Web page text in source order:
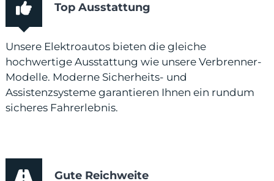
Top Ausstattung
Unsere Elektroautos bieten die gleiche
hochwertige Ausstattung wie unsere Verbrenner-
Modelle. Moderne Sicherheits- und
Assistenzsysteme garantieren Ihnen ein rundum
sicheres Fahrerlebnis.
Gute Reichweite